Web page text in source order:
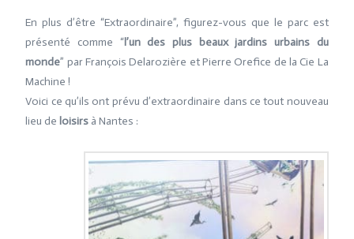
En plus d’être “Extraordinaire”, figurez-vous que le parc est
présenté comme “l’un des plus beaux jardins urbains du
monde” par François Delarozière et Pierre Orefice de la Cie La
Machine !
Voici ce qu’ils ont prévu d’extraordinaire dans ce tout nouveau
lieu de loisirs à Nantes :